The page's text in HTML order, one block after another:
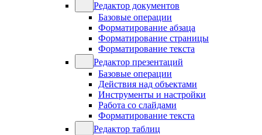
Редактор документов
Базовые операции
Форматирование абзаца
Форматирование страницы
Форматирование текста
Редактор презентаций
Базовые операции
Действия над объектами
Инструменты и настройки
Работа со слайдами
Форматирование текста
Редактор таблиц